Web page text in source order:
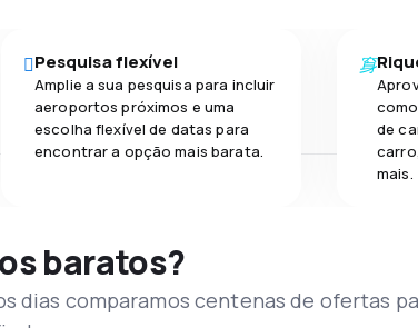
Pesquisa flexível
Amplie a sua pesquisa para incluir
aeroportos próximos e uma
escolha flexível de datas para
encontrar a opção mais barata.
de
mais.
baratos?
dias comparamos centenas de ofertas